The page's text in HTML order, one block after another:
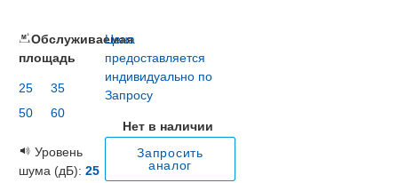
Цена
предоставляется
индивидуально по
Запросу
Нет в наличии
Запросить
аналог
Обслуживаемая
площадь
25
35
50
60
Уровень
шума (дБ): 25